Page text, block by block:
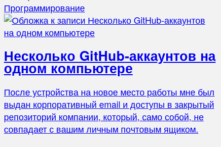
Программирование
Несколько GitHub-аккаунтов на
одном компьютере
После устройства на новое место работы мне был
выдан корпоративный email и доступы в закрытый
репозиторий компании, который, само собой, не
совпадает с вашим личным почтовым ящиком.